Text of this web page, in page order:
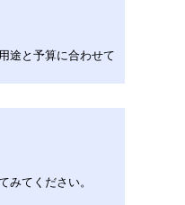
途と予算に合わせて
みてください。